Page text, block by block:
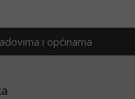
i općinama